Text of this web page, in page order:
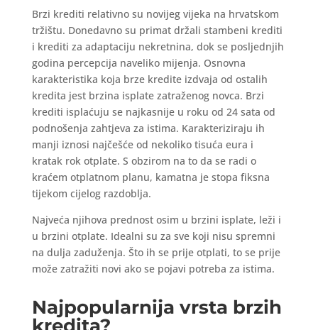
Brzi krediti relativno su novijeg vijeka na hrvatskom
tržištu. Donedavno su primat držali stambeni krediti
i krediti za adaptaciju nekretnina, dok se posljednjih
godina percepcija naveliko mijenja. Osnovna
karakteristika koja brze kredite izdvaja od ostalih
kredita jest brzina isplate zatraženog novca. Brzi
krediti isplaćuju se najkasnije u roku od 24 sata od
podnošenja zahtjeva za istima. Karakteriziraju ih
manji iznosi najčešće od nekoliko tisuća eura i
kratak rok otplate. S obzirom na to da se radi o
kraćem otplatnom planu, kamatna je stopa fiksna
tijekom cijelog razdoblja.
Najveća njihova prednost osim u brzini isplate, leži i
u brzini otplate. Idealni su za sve koji nisu spremni
na dulja zaduženja. Što ih se prije otplati, to se prije
može zatražiti novi ako se pojavi potreba za istima.
Najpopularnija vrsta brzih